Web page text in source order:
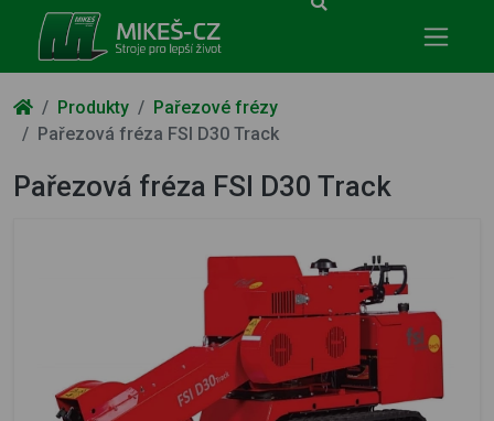
Produkty
Pařezové frézy
Pařezová fréza FSI D30 Track
Pařezová fréza FSI D30 Track